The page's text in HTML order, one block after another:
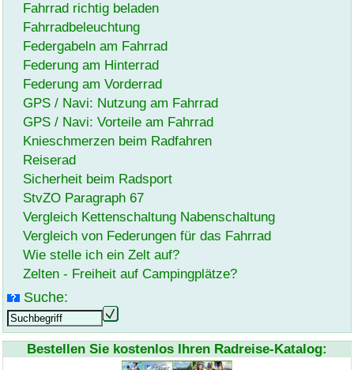
Fahrrad richtig beladen
Fahrradbeleuchtung
Federgabeln am Fahrrad
Federung am Hinterrad
Federung am Vorderrad
GPS / Navi: Nutzung am Fahrrad
GPS / Navi: Vorteile am Fahrrad
Knieschmerzen beim Radfahren
Reiserad
Sicherheit beim Radsport
StvZO Paragraph 67
Vergleich Kettenschaltung Nabenschaltung
Vergleich von Federungen für das Fahrrad
Wie stelle ich ein Zelt auf?
Zelten - Freiheit auf Campingplätze?
Suche:
Bestellen Sie kostenlos Ihren Radreise-Katalog: